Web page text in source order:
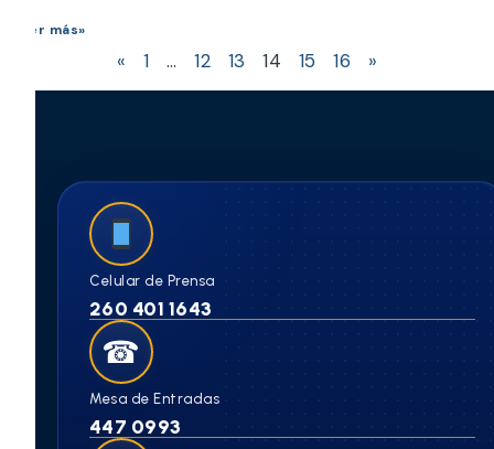
Leer más»
« 1 … 12 13 14 15 16 »
Celular de Prensa
260 401 1643
☎
Mesa de Entradas
447 0993